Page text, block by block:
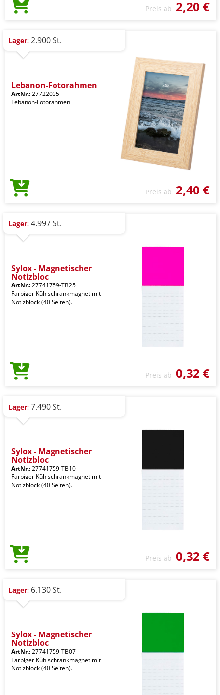
Preis ab 2,20 €
Lager: 2.900 St.
Lebanon-Fotorahmen
ArtNr.:27722035
Lebanon-Fotorahmen
Preis ab 2,40 €
Lager: 4.997 St.
Sylox - Magnetischer
Notizbloc
ArtNr.:27741759-TB25
Farbiger Kühlschrankmagnet mit
Notizblock (40 Seiten).
Preis ab 0,32 €
Lager: 7.490 St.
Sylox - Magnetischer
Notizbloc
ArtNr.:27741759-TB10
Farbiger Kühlschrankmagnet mit
Notizblock (40 Seiten).
Preis ab 0,32 €
Lager: 6.130 St.
Sylox - Magnetischer
Notizbloc
ArtNr.:27741759-TB07
Farbiger Kühlschrankmagnet mit
Notizblock (40 Seiten).